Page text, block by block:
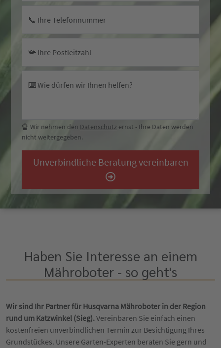
📞 Ihre Telefonnummer
📯 Ihre Postleitzahl
⌨️ Wie dürfen wir Ihnen helfen?
🔏 Wir nehmen den Datenschutz ernst - Ihre Daten werden
nicht weitergegeben.
Haben Sie Interesse an einem
Mähroboter - so geht's
Wir sind Ihr Partner für Husqvarna Mähroboter in der Region
rund um Katzwinkel (Sieg).Vereinbaren Sie einfach einen
kostenfreien unverbindlichen Termin zur Besichtigung Ihres
Grundstückes. Unsere Garten-Experten beraten Sie gern und